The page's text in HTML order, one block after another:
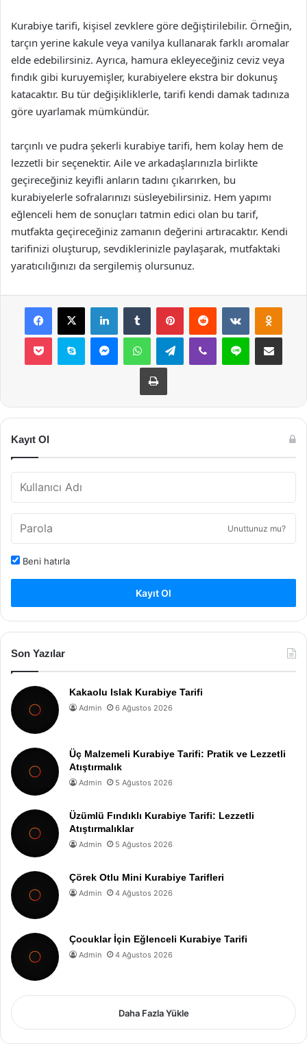
Kurabiye tarifi, kişisel zevklere göre değiştirilebilir. Örneğin,
tarçın yerine kakule veya vanilya kullanarak farklı aromalar
elde edebilirsiniz. Ayrıca, hamura ekleyeceğiniz ceviz veya
fındık gibi kuruyemişler, kurabiyelere ekstra bir dokunuş
katacaktır. Bu tür değişikliklerle, tarifi kendi damak tadınıza
göre uyarlamak mümkündür.
tarçınlı ve pudra şekerli kurabiye tarifi, hem kolay hem de
lezzetli bir seçenektir. Aile ve arkadaşlarınızla birlikte
geçireceğiniz keyifli anların tadını çıkarırken, bu
kurabiyelerle sofralarınızı süsleyebilirsiniz. Hem yapımı
eğlenceli hem de sonuçları tatmin edici olan bu tarif,
mutfakta geçireceğiniz zamanın değerini artıracaktır. Kendi
tarifinizi oluşturup, sevdiklerinizle paylaşarak, mutfaktaki
yaratıcılığınızı da sergilemiş olursunuz.
Facebook
X LinkedInTumblr PinterestReddit VKontakte
Pocket Skype MessengerWhatsAppTelegramViber Line E-Posta ile
Yazdır
Kayıt Ol
Unuttunuz mu?
Beni hatırla
Kayıt Ol
Son Yazılar
Kakaolu Islak Kurabiye Tarifi
Admin 6 Ağustos 2026
Üç Malzemeli Kurabiye Tarifi: Pratik ve Lezzetli
Atıştırmalık
Admin 5 Ağustos 2026
Üzümlü Fındıklı Kurabiye Tarifi: Lezzetli
Atıştırmalıklar
Admin 5 Ağustos 2026
Çörek Otlu Mini Kurabiye Tarifleri
Admin 4 Ağustos 2026
Çocuklar İçin Eğlenceli Kurabiye Tarifi
Admin 4 Ağustos 2026
Daha Fazla Yükle